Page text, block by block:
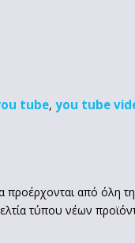
tube, you tube
προέρχονται από όλη
τύπου νέων